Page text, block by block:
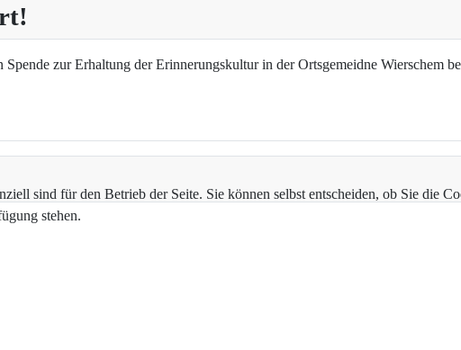
zur Erhaltung der Erinnerungskultur in der Ortsgemeidne Wierschem
sind für den Betrieb der Seite. Sie können selbst entscheiden, ob Sie die
stehen.